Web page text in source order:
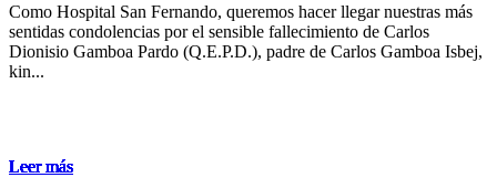
Leer más
Leer más
Leer más
Leer más
Leer más
Como Hospital San Fernando, queremos hacer llegar nuestras más
sentidas condolencias por el sensible fallecimiento de Carlos
Dionisio Gamboa Pardo (Q.E.P.D.), padre de Carlos Gamboa Isbej,
kin...
Leer más
Leer más
Leer más
Leer más
Leer más
Leer más
Leer más